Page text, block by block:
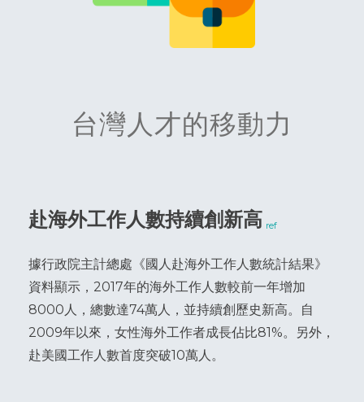
台灣人才的移動力
赴海外工作人數持續創新高 ref
據行政院主計總處《國人赴海外工作人數統計結果》
資料顯示，2017年的海外工作人數較前一年增加
8000人，總數達74萬人，並持續創歷史新高。自
2009年以來，女性海外工作者成長佔比81%。另外，
赴美國工作人數首度突破10萬人。